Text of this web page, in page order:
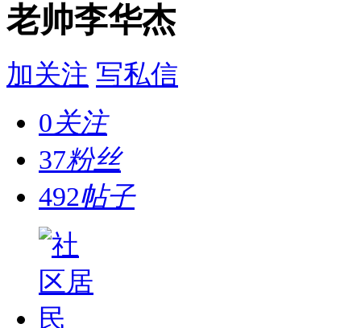
老帅李华杰
加关注 写私信
0关注
37粉丝
492帖子